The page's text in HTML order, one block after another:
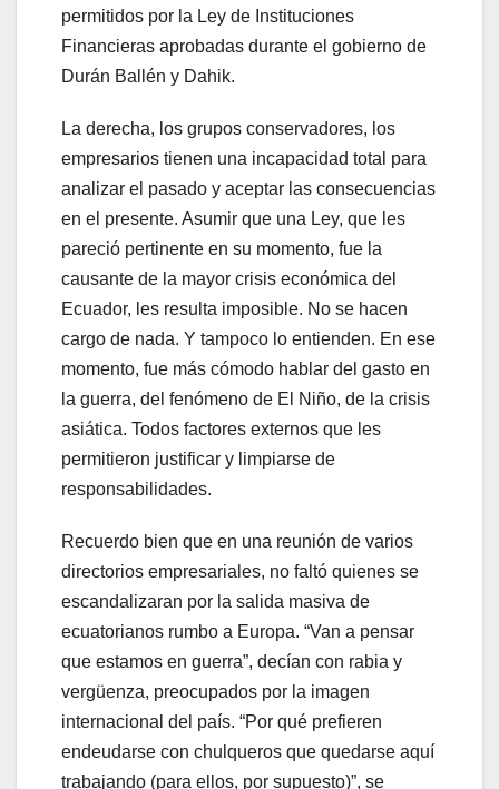
permitidos por la Ley de Instituciones
Financieras aprobadas durante el gobierno de
Durán Ballén y Dahik.
La derecha, los grupos conservadores, los
empresarios tienen una incapacidad total para
analizar el pasado y aceptar las consecuencias
en el presente. Asumir que una Ley, que les
pareció pertinente en su momento, fue la
causante de la mayor crisis económica del
Ecuador, les resulta imposible. No se hacen
cargo de nada. Y tampoco lo entienden. En ese
momento, fue más cómodo hablar del gasto en
la guerra, del fenómeno de El Niño, de la crisis
asiática. Todos factores externos que les
permitieron justificar y limpiarse de
responsabilidades.
Recuerdo bien que en una reunión de varios
directorios empresariales, no faltó quienes se
escandalizaran por la salida masiva de
ecuatorianos rumbo a Europa. “Van a pensar
que estamos en guerra”, decían con rabia y
vergüenza, preocupados por la imagen
internacional del país. “Por qué prefieren
endeudarse con chulqueros que quedarse aquí
trabajando (para ellos, por supuesto)”, se